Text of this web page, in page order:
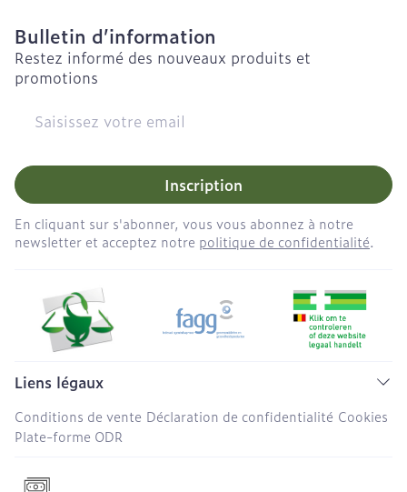
Bulletin d’information
Restez informé des nouveaux produits et
promotions
Adresse mail
Inscription
En cliquant sur s'abonner, vous vous abonnez à notre
newsletter et acceptez notre politique de confidentialité.
Liens légaux
Conditions de vente Déclaration de confidentialité Cookies
Plate-forme ODR